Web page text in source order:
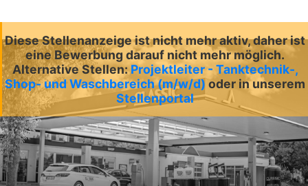
Diese Stellenanzeige ist nicht mehr aktiv, daher ist
eine Bewerbung darauf nicht mehr möglich.
Alternative Stellen:Projektleiter - Tanktechnik-,
Shop- und Waschbereich (m/w/d) oder in unserem
Stellenportal